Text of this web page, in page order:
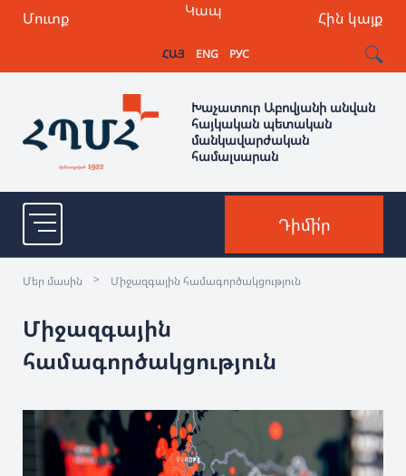
Մուտք Հին կայք
Կապ
ՀԱՅ ENG РУС
Խաչատուր Աբովյանի անվան
հայկական պետական
մանկավարժական
համալսարան
Դիմի՛ր
Մեր մասին > Միջազգային համագործակցություն
Միջազգային
համագործակցություն